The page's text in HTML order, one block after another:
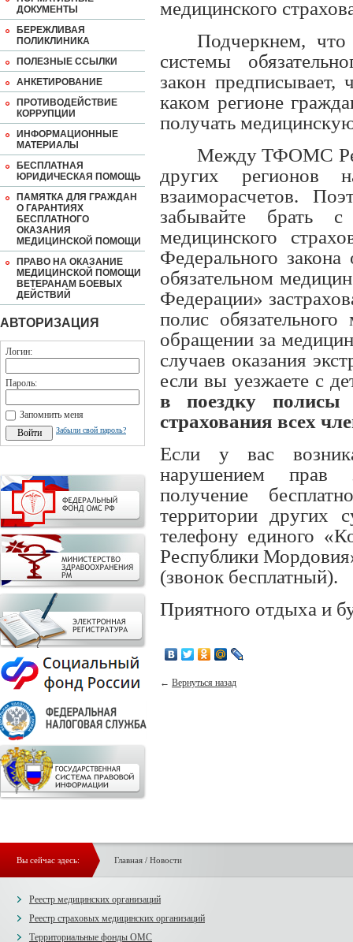
ДОКУМЕНТЫ
БЕРЕЖЛИВАЯ
ПОЛИКЛИНИКА
ПОЛЕЗНЫЕ ССЫЛКИ
АНКЕТИРОВАНИЕ
ПРОТИВОДЕЙСТВИЕ
КОРРУПЦИИ
ИНФОРМАЦИОННЫЕ
МАТЕРИАЛЫ
БЕСПЛАТНАЯ
ЮРИДИЧЕСКАЯ ПОМОЩЬ
ПАМЯТКА ДЛЯ ГРАЖДАН
О ГАРАНТИЯХ
БЕСПЛАТНОГО
ОКАЗАНИЯ
МЕДИЦИНСКОЙ ПОМОЩИ
ПРАВО НА ОКАЗАНИЕ
МЕДИЦИНСКОЙ ПОМОЩИ
ВЕТЕРАНАМ БОЕВЫХ
ДЕЙСТВИЙ
АВТОРИЗАЦИЯ
Логин:
Пароль:
Запомнить меня
Забыли свой пароль?
медицинского
Подчеркнем,
системы
закон предписывает,
каком регионе
получать
Между ТФОМС
других регионов
взаиморасчетов.
забывайте брать с
медицинского
Федерального
обязательном
Федерации»
полис
обращении за
случаев оказания
если вы уезжаете с
в поездку полисы
страхования всех
Если у вас
нарушением прав
получение
территории других
телефону единого
Республики
(звонок бесплатный).
Приятного отдыха и
← Вернуться назад
Вы сейчас здесь: Главная/ Новости
Реестр медицинских организаций
Реестр страховых медицинских организаций
Территориальные фонды ОМС